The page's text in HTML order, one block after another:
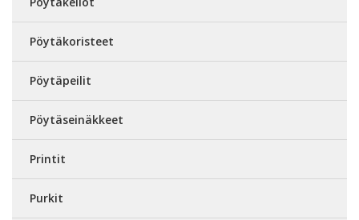
Pöytäkoristeet
Pöytäpeilit
Pöytäseinäkkeet
Printit
Purkit